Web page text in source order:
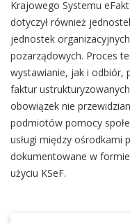
Krajowego Systemu
dotyczył również
jednostek
pozarządowych. Proces
wystawianie, jak i odbiór,
faktur
obowiązek nie
podmiotów pomocy
usługi między ośrodkami
dokumentowane w
użyciu KSeF.